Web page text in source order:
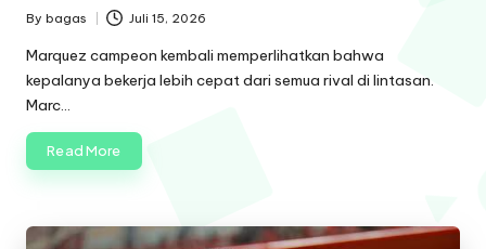
Posted
by
By bagas Juli 15, 2026
Marquez campeon kembali memperlihatkan bahwa
kepalanya bekerja lebih cepat dari semua rival di lintasan.
Marc…
Read More